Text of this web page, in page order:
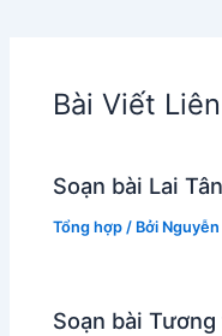
Bài Viết
Soạn bài Lai
Tổng hợp / Bởi
Soạn bài Tương